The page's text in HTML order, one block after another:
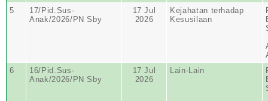
5
17/Pid.Sus-
Anak/2026/PN Sby
17 Jul
2026
Kejahatan terhadap
Kesusilaan
6
16/Pid.Sus-
Anak/2026/PN Sby
17 Jul
2026
Lain-Lain